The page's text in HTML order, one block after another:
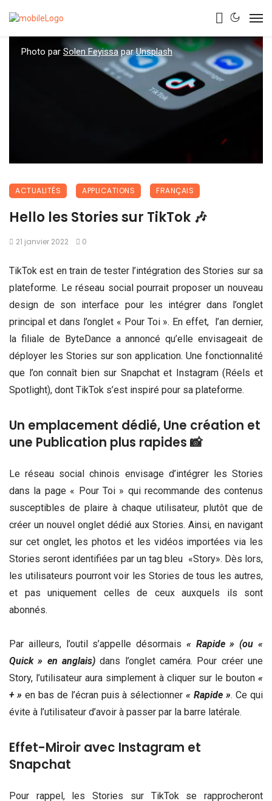
Photo par Solen FeyissaparUnsplash
ACTUALITÉS APPLICATIONS FRANÇAIS
Hello les Stories sur TikTok 🎶
21 janvier 2022 0
TikTok est en train de tester l’intégration des Stories sur sa
plateforme. Le réseau social pourrait proposer un nouveau
design de son interface pour les intégrer dans l’onglet
principal et dans l’onglet « Pour Toi ». En effet, l’an dernier,
la filiale de ByteDance a annoncé qu’elle envisageait de
déployer les Stories sur son application. Une fonctionnalité
que l’on connaît bien sur Snapchat et Instagram (Réels et
Spotlight), dont TikTok s’est inspiré pour sa plateforme.
Un emplacement dédié, Une création et
une Publication plus rapides 📸
Le réseau social chinois envisage d’intégrer les Stories
dans la page « Pour Toi » qui recommande des contenus
susceptibles de plaire à chaque utilisateur, plutôt que de
créer un nouvel onglet dédié aux Stories. Ainsi, en navigant
sur cet onglet, les photos et les vidéos importées via les
Stories seront identifiées par un tag bleu «Story». Dès lors,
les utilisateurs pourront voir les Stories de tous les autres,
et pas uniquement celles de ceux auxquels ils sont
abonnés.
Par ailleurs, l’outil s’appelle désormais « Rapide » (ou «
Quick » en anglais) dans l’onglet caméra. Pour créer une
Story, l’utilisateur aura simplement à cliquer sur le bouton «
+ » en bas de l’écran puis à sélectionner« Rapide ». Ce qui
évite à l’utilisateur d’avoir à passer par la barre latérale.
Effet-Miroir avec Instagram et
Snapchat
Pour rappel, les Stories sur TikTok se rapprocheront